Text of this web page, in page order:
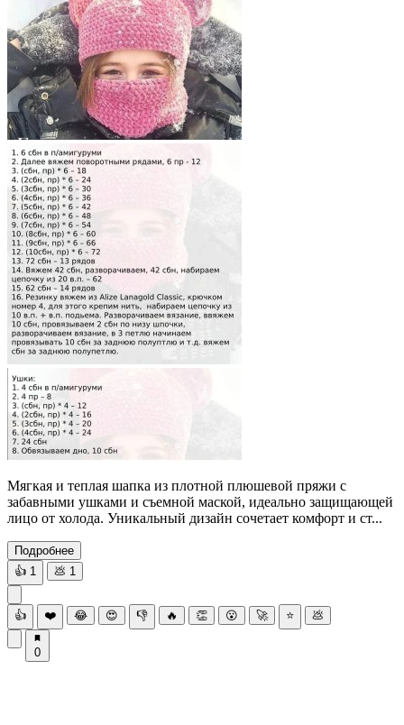
Мягкая и теплая шапка из плотной плюшевой пряжи с
забавными ушками и съемной маской, идеально защищающей
лицо от холода. Уникальный дизайн сочетает комфорт и ст...
Подробнее
👍 1 💩 1
👍 ❤️ 😂 😍 👎 🔥 👏 😮 🚀 ⭐ 💩
0